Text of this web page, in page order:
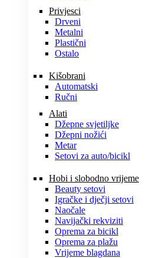
Privjesci
Drveni
Metalni
Plastični
Ostalo
Kišobrani
Automatski
Ručni
Alati
Džepne svjetiljke
Džepni nožići
Metar
Setovi za auto/bicikl
Hobi i slobodno vrijeme
Beauty setovi
Igračke i dječji setovi
Naočale
Navijački rekviziti
Oprema za bicikl
Oprema za plažu
Vrijeme blagdana